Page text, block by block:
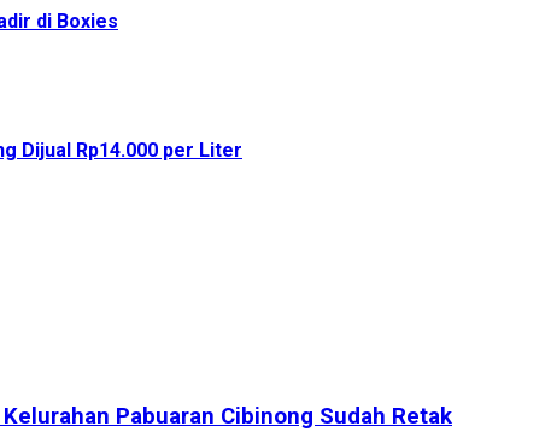
di Boxies
Dijual Rp14.000 per Liter
Pabuaran Cibinong Sudah Retak